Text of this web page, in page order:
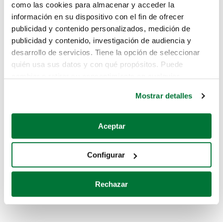
como las cookies para almacenar y acceder la
información en su dispositivo con el fin de ofrecer
publicidad y contenido personalizados, medición de
publicidad y contenido, investigación de audiencia y
desarrollo de servicios. Tiene la opción de seleccionar
quién usa sus datos y con qué propósitos. Puede
Si lo permite, también quisiéramos:
Recopilar información sobre su ubicación geográfica
Identificar su dispositivo analizándolo activamente
para buscar características específicas (huellas
Obtenga más información sobre cómo se procesan sus
Mostrar detalles
Aceptar
Configurar
Rechazar
Lo sentimos, no sabemos como
te hemos traido hasta aquí.
Pero puedes encontrar el coche que estás
buscando en alguno de estos enlaces:
Coches de segunda mano
Coches de km0